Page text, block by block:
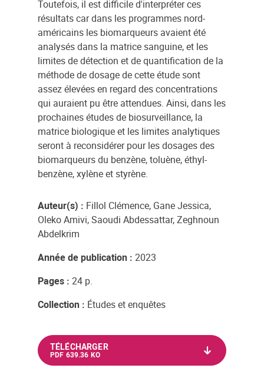
Toutefois, il est difficile d'interpréter ces
résultats car dans les programmes nord-
américains les biomarqueurs avaient été
analysés dans la matrice sanguine, et les
limites de détection et de quantification de la
méthode de dosage de cette étude sont
assez élevées en regard des concentrations
qui auraient pu être attendues. Ainsi, dans les
prochaines études de biosurveillance, la
matrice biologique et les limites analytiques
seront à reconsidérer pour les dosages des
biomarqueurs du benzène, toluène, éthyl-
benzène, xylène et styrène.
Auteur(s) : Fillol Clémence, Gane Jessica,
Oleko Amivi, Saoudi Abdessattar, Zeghnoun
Abdelkrim
Année de publication : 2023
Pages : 24 p.
Collection : Études et enquêtes
TÉLÉCHARGER
PDF 639.36 KO